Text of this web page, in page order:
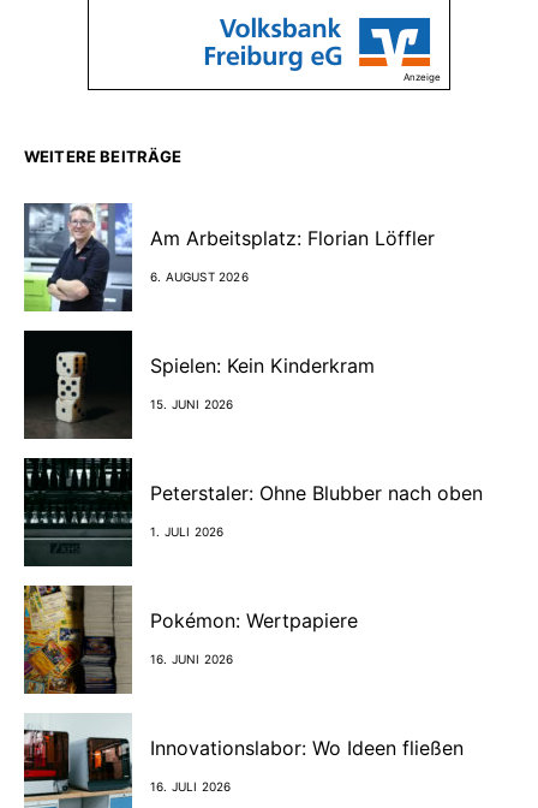
Anzeige
WEITERE BEITRÄGE
Am Arbeitsplatz: Florian Löffler
6. AUGUST 2026
Spielen: Kein Kinderkram
15. JUNI 2026
Peterstaler: Ohne Blubber nach oben
1. JULI 2026
Pokémon: Wertpapiere
16. JUNI 2026
Innovationslabor: Wo Ideen fließen
16. JULI 2026